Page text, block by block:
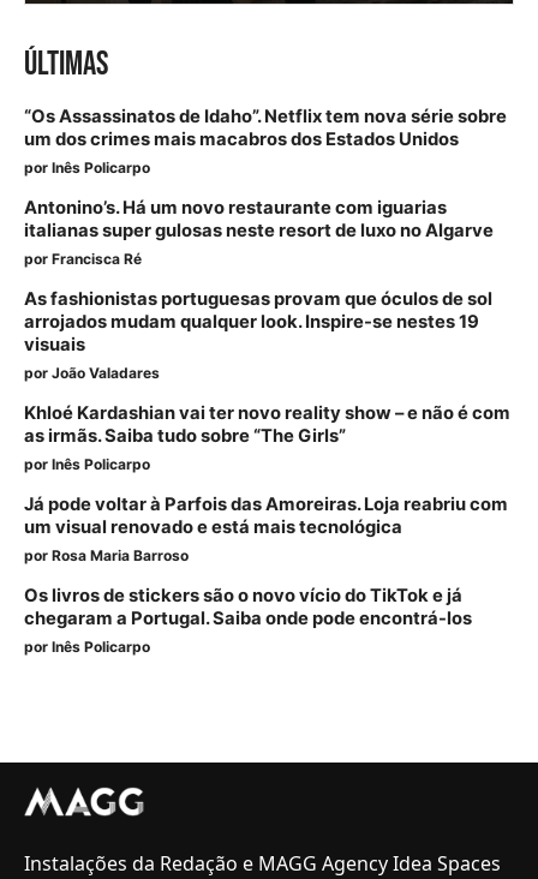
ÚLTIMAS
“Os Assassinatos de Idaho”. Netflix tem nova série sobre
um dos crimes mais macabros dos Estados Unidos
por Inês Policarpo
Antonino’s. Há um novo restaurante com iguarias
italianas super gulosas neste resort de luxo no Algarve
por Francisca Ré
As fashionistas portuguesas provam que óculos de sol
arrojados mudam qualquer look. Inspire-se nestes 19
visuais
por João Valadares
Khloé Kardashian vai ter novo reality show – e não é com
as irmãs. Saiba tudo sobre “The Girls”
por Inês Policarpo
Já pode voltar à Parfois das Amoreiras. Loja reabriu com
um visual renovado e está mais tecnológica
por Rosa Maria Barroso
Os livros de stickers são o novo vício do TikTok e já
chegaram a Portugal. Saiba onde pode encontrá-los
por Inês Policarpo
Instalações da Redação e MAGG Agency Idea Spaces